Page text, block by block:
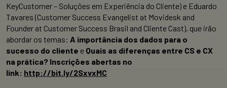
KeyCustomer – Soluções em Experiência do Cliente) e Eduardo
Tavares (Customer Success Evangelist at Movidesk and
Founder at Customer Success Brasil and Cliente Cast), que irão
abordar os temas: A importância dos dados para o
sucesso do cliente e Quais as diferenças entre CS e CX
na prática? Inscrições abertas no
link: http://bit.ly/2SxvxMC